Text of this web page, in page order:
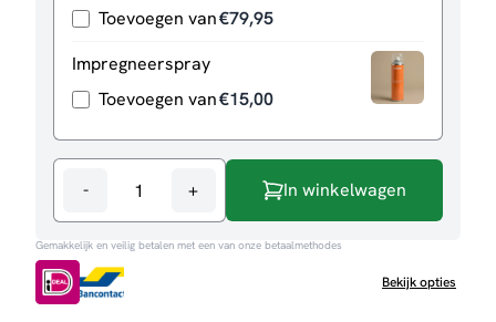
Toevoegen van€79,95
Impregneerspray
Toevoegen van€15,00
-
Eetkamerstoel
Marijn
aantal
+ In winkelwagen
Gemakkelijk en veilig betalen met een van onze betaalmethodes
Bekijk opties